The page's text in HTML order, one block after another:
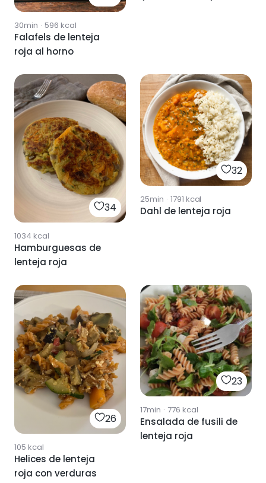
30min · 596 kcal
Falafels de lenteja
roja al horno
34
1034 kcal
Hamburguesas de
lenteja roja
32
25min · 1791 kcal
Dahl de lenteja roja
26
105 kcal
Helices de lenteja
roja con verduras
23
17min · 776 kcal
Ensalada de fusili de
lenteja roja